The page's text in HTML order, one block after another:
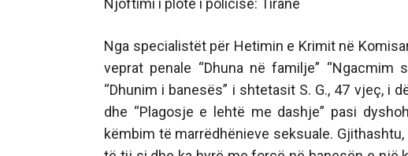
Njoftimi i plotë i policisë: Tiranë
Nga specialistët për Hetimin e Krimit në
veprat penale “Dhuna në familje”
“Dhunim i banesës” i shtetasit S. G., 47 vjeç, i
dhe “Plagosje e lehtë me dashje” pasi
këmbim të marrëdhënieve seksuale.